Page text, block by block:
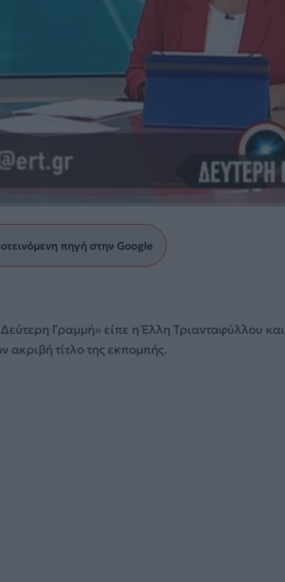
πηγή στην Google
Γραμμή» είπε η Έλλη Τριανταφύλλου και
ακριβή τίτλο της εκπομπής.